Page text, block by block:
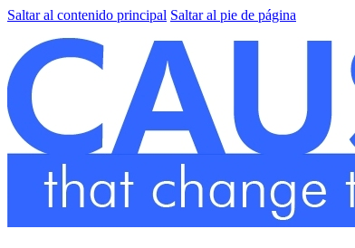
Saltar al contenido principal Saltar al pie de página